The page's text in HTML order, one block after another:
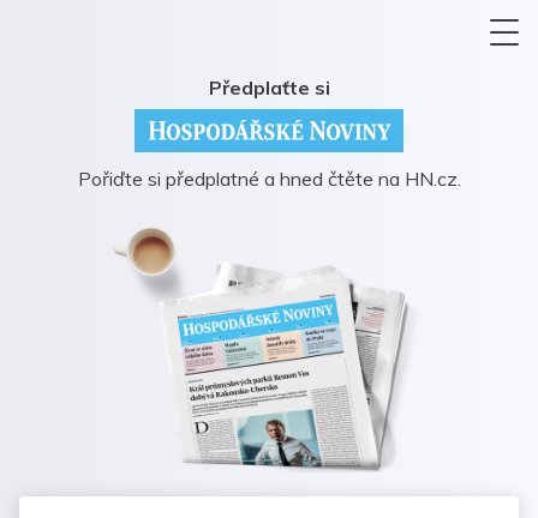
Předplaťte si
Pořiďte si předplatné a hned čtěte na HN.cz.